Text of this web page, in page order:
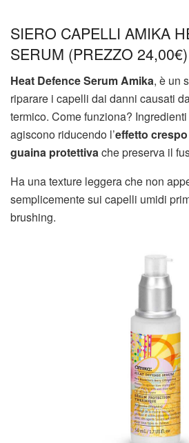
SIERO CAPELLI AMIKA
SERUM (PREZZO 24,00€)
Heat Defence Serum Amika, è un
riparare i capelli dai danni causati
termico. Come funziona?
agiscono riducendo l’effetto crespo
guaina protettiva che preserva il
Ha una texture leggera che non
semplicemente sui capelli umidi
brushing.